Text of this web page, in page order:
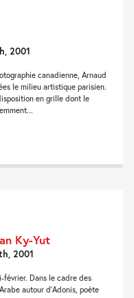
2001
canadienne, Arnaud
le milieu artistique parisien.
en grille dont le
Ky-Yut
2001
février. Dans le cadre des
autour d'Adonis, poète